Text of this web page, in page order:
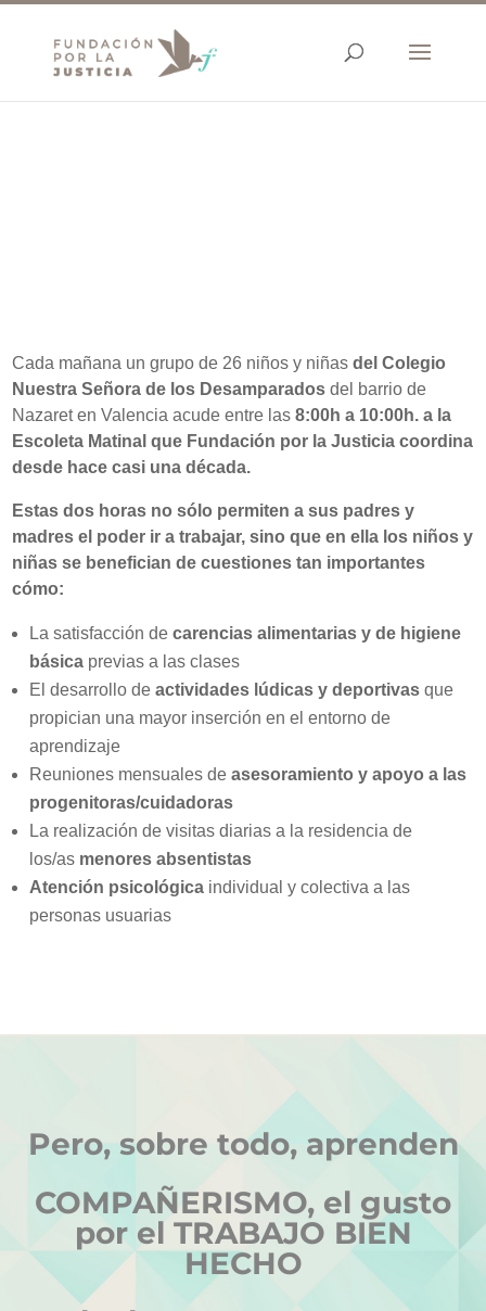
Cada mañana un grupo de 26 niños y niñas del Colegio
Nuestra Señora de los Desamparados del barrio de
Nazaret en Valencia acude entre las 8:00h a 10:00h. a la
Escoleta Matinal que Fundación por la Justicia coordina
desde hace casi una década.
Estas dos horas no sólo permiten a sus padres y
madres el poder ir a trabajar, sino que en ella los niños y
niñas se benefician de cuestiones tan importantes
cómo:
La satisfacción decarencias alimentarias y de higiene
básica previas a las clases
El desarrollo de actividades lúdicas y deportivas que
propician una mayor inserción en el entorno de
aprendizaje
Reuniones mensuales de asesoramiento y apoyo a las
progenitoras/cuidadoras
La realización de visitas diarias a la residencia de
los/as menores absentistas
Atención psicológica individual y colectiva a las
personas usuarias
Pero, sobre todo, aprenden
COMPAÑERISMO, el gusto
por el TRABAJO BIEN
HECHO